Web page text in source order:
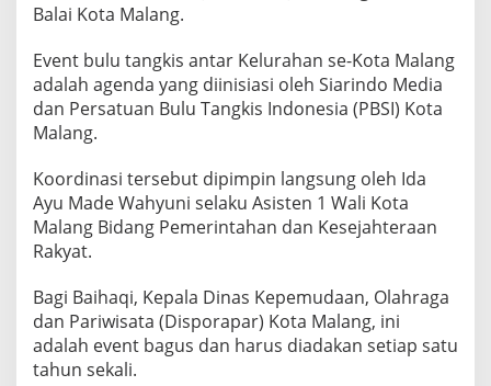
H
A
N
W
I
K
O
T
A
L
A
N
Balai Kota Malang.
Event bulu tangkis antar Kelurahan se-Kota Malang
adalah agenda yang diinisiasi oleh Siarindo Media
dan Persatuan Bulu Tangkis Indonesia (PBSI) Kota
Malang.
Koordinasi tersebut dipimpin langsung oleh Ida
Ayu Made Wahyuni selaku Asisten 1 Wali Kota
Malang Bidang Pemerintahan dan Kesejahteraan
Rakyat.
Bagi Baihaqi, Kepala Dinas Kepemudaan, Olahraga
dan Pariwisata (Disporapar) Kota Malang, ini
adalah event bagus dan harus diadakan setiap satu
tahun sekali.